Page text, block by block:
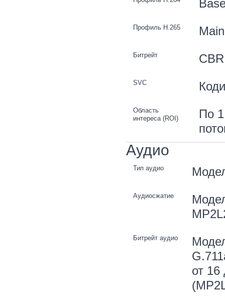
Профиль H.265
Битрейт
SVC
Область
интереса (ROI)
По
Аудио
Тип аудио
Аудиосжатие
Битрейт аудио
от 16